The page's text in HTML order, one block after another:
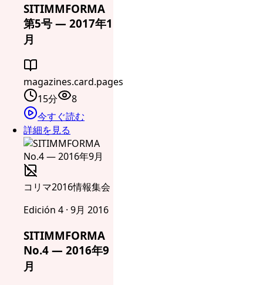
SITIMMFORMA
第5号 — 2017年1
月
magazines.card.pages
15分
8
今すぐ読む
詳細を見る
コリマ2016情報集会
Edición 4 · 9月 2016
SITIMMFORMA
No.4 — 2016年9
月